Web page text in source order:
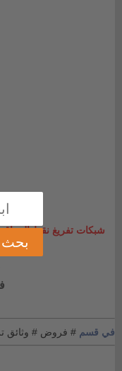
شبكات تفريغ نقط
في قسم # فروض # وثائق